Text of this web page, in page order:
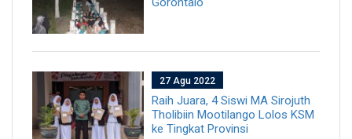
27 Agu 2022
Raih Juara, 4 Siswi MA Sirojuth
Tholibiin Mootilango Lolos KSM
ke Tingkat Provinsi